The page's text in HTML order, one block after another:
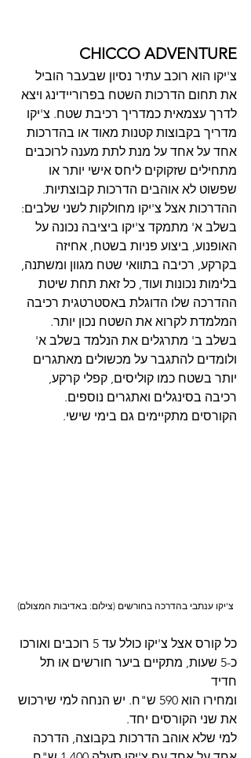
CHICCO ADVENTURE
צ'יקו הוא רוכב עתיר נסיון שבעבר הוביל
את תחום הדרכות השטח בפרוריידינג ויצא
לדרך עצמאית כמדריך רכיבת שטח. צ'יקו
מדריך בקבוצות קטנות מאוד או בהדרכות
אחד על אחד על מנת לתת מענה לרוכבים
מתחילים שזקוקים ליחס אישי יותר או
שפשוט לא אוהבים הדרכות קבוצתיות.
ההדרכות אצל צ'יקו מחולקות לשני שלבים:
בשלב א' מתמקד צ'יקו ביציבה נכונה על
האופנוע, ביצוע פניות בשטח, אחיזה
בקרקע, רכיבה בתוואי שטח מגוון ומשתנה,
בלימות נכונות ועוד, כל זאת תחת שיטת
ההדרכה שלו הדוגלת באסטרטגית רכיבה
המלמדת לקרוא את השטח נכון יותר.
בשלב ב' מתרגלים את הנלמד בשלב א'
ולומדים להתגבר על מכשולים מאתגרים
יותר בשטח כמו קוליסים, קפלי קרקע,
רכיבה בסינגלים ואתגרים נוספים.
הקורסים מתקיימים גם בימי שישי.
צ'יקו ענתבי בהדרכה בחורשים (צילום: באדיבות המצולם)
כל קורס אצל צ'יקו כולל עד 5 רוכבים ואורכו
כ-5 שעות, מתקיים ביער חורשים או תל
חדיד
ומחירו הוא 590 ש"ח. יש הנחה למי שירכוש
את שני הקורסים יחד.
למי שלא אוהב הדרכות בקבוצה, הדרכה